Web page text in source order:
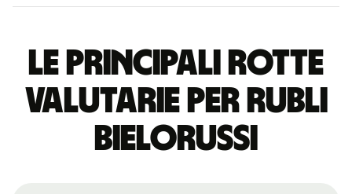
Le principali rotte
valutarie per rubli
bielorussi